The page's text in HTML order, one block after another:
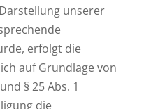
unserer
erfolgt die
auf Grundlage von
§ 25 Abs. 1
die